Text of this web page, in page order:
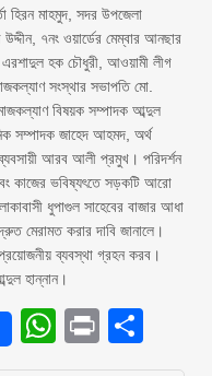
হিরন মাহমুদ, সদর উপজেলা
৭নং ওয়ার্ডের মেম্বার আনছার
এরশাদুল হক চৌধুরী, আওয়ামী লীগ
সংস্থার সভাপতি মো.
বিষয়ক সম্পাদক আব্দুল
সম্পাদক জাহেদ আহমদ, অর্থ
ব্যবসায়ী আরব আলী প্রমুখ। পরিদর্শন
এবং কাজের ভবিষ্যৎতে সড়কটি আরো
ধুপাগুল সাহেবের বাজার আধা
মেরামত করার দাবি জানালে।
ব্যবস্থা গ্রহন করব।
হান্নান।
Print